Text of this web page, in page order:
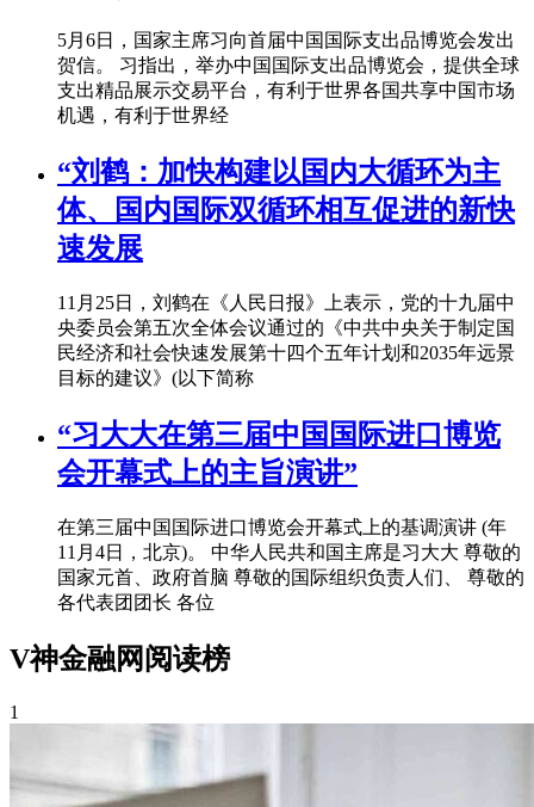
5月6日，国家主席习向首届中国国际支出品博览会发出
贺信。 习指出，举办中国国际支出品博览会，提供全球
支出精品展示交易平台，有利于世界各国共享中国市场
机遇，有利于世界经
“刘鹤：加快构建以国内大循环为主
体、国内国际双循环相互促进的新快
速发展
11月25日，刘鹤在《人民日报》上表示，党的十九届中
央委员会第五次全体会议通过的《中共中央关于制定国
民经济和社会快速发展第十四个五年计划和2035年远景
目标的建议》(以下简称
“习大大在第三届中国国际进口博览
会开幕式上的主旨演讲”
在第三届中国国际进口博览会开幕式上的基调演讲 (年
11月4日，北京)。 中华人民共和国主席是习大大 尊敬的
国家元首、政府首脑 尊敬的国际组织负责人们、 尊敬的
各代表团团长 各位
V神金融网阅读榜
1